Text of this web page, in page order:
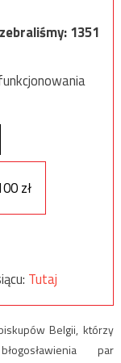
1351
zł
Tutaj
Belgii, którzy
par